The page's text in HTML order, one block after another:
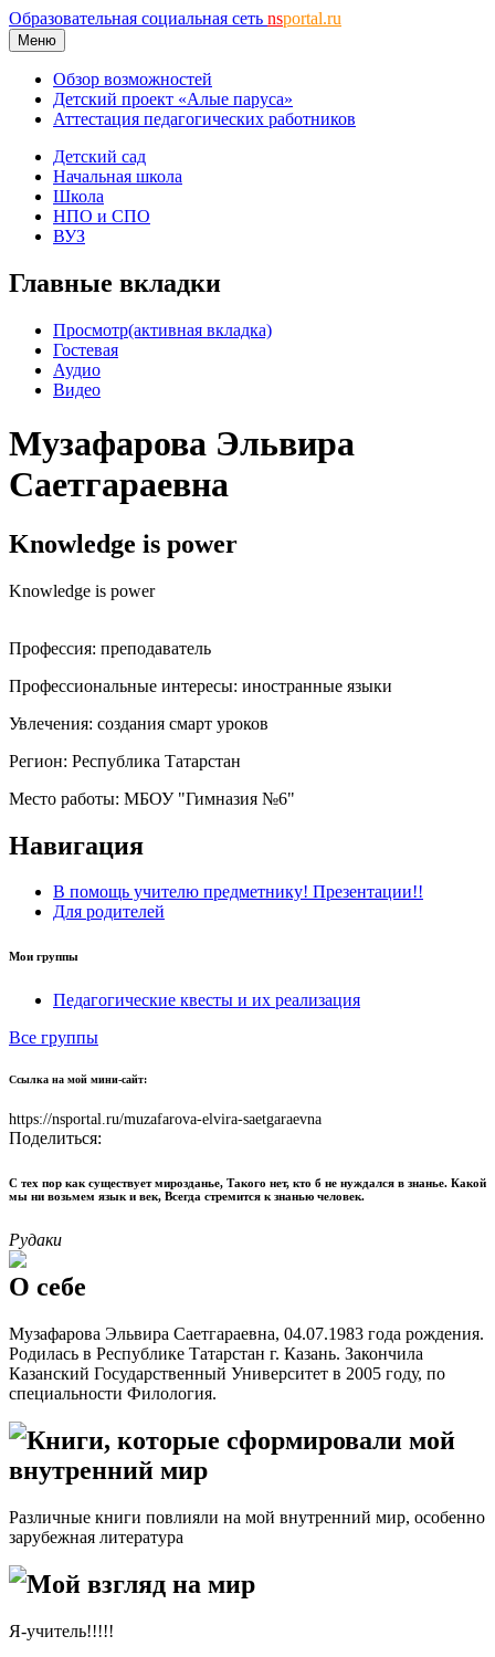
Образовательная социальная сеть nsportal.ru
Меню
Обзор возможностей
Детский проект «Алые паруса»
Аттестация педагогических работников
Детский сад
Начальная школа
Школа
НПО и СПО
ВУЗ
Главные вкладки
Просмотр(активная вкладка)
Гостевая
Аудио
Видео
Музафарова Эльвира
Саетгараевна
Knowledge is power
Knowledge is power
Профессия: преподаватель
Профессиональные интересы: иностранные языки
Увлечения: создания смарт уроков
Регион: Республика Татарстан
Место работы: МБОУ "Гимназия №6"
Навигация
В помощь учителю предметнику! Презентации!!
Для родителей
Мои группы
Педагогические квесты и их реализация
Все группы
Ссылка на мой мини-сайт:
https://nsportal.ru/muzafarova-elvira-saetgaraevna
Поделиться:
С тех пор как существует мирозданье, Такого нет, кто б не нуждался в знанье. Какой
мы ни возьмем язык и век, Всегда стремится к знанью человек.
Рудаки
О себе
Музафарова Эльвира Саетгараевна, 04.07.1983 года рождения.
Родилась в Республике Татарстан г. Казань. Закончила
Казанский Государственный Университет в 2005 году, по
специальности Филология.
Книги, которые сформировали мой
внутренний мир
Различные книги повлияли на мой внутренний мир, особенно
зарубежная литература
Мой взгляд на мир
Я-учитель!!!!!